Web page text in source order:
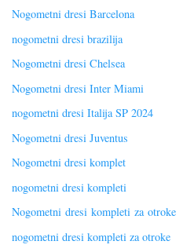
Nogometni dresi Barcelona
nogometni dresi brazilija
Nogometni dresi Chelsea
Nogometni dresi Inter Miami
nogometni dresi Italija SP 2024
Nogometni dresi Juventus
Nogometni dresi komplet
nogometni dresi kompleti
Nogometni dresi kompleti za otroke
nogometni dresi kompleti za otroke